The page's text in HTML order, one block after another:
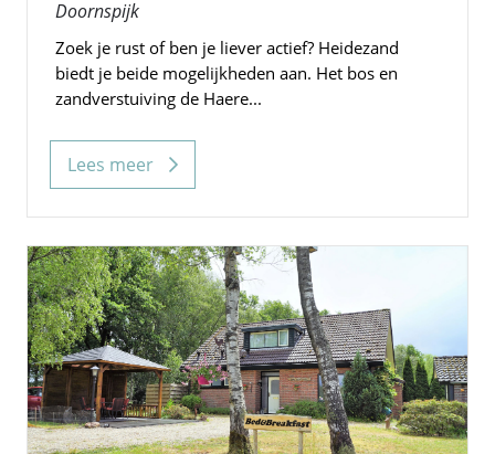
Doornspijk
Zoek je rust of ben je liever actief? Heidezand
biedt je beide mogelijkheden aan. Het bos en
zandverstuiving de Haere...
Lees meer